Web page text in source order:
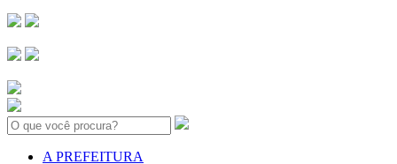
Search:
A PREFEITURA